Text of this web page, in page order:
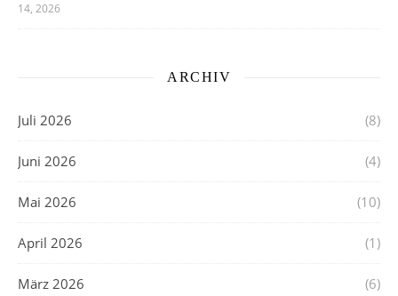
14, 2026
ARCHIV
Juli 2026 (8)
Juni 2026 (4)
Mai 2026 (10)
April 2026 (1)
März 2026 (6)